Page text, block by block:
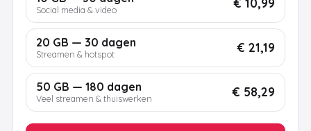
Social media & video € 10,99
20 GB — 30 dagen
Streamen & hotspot € 21,19
50 GB — 180 dagen
Veel streamen & thuiswerken € 58,29